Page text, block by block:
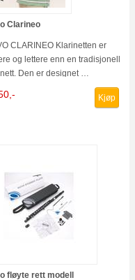
Clarineo
CLARINEO Klarinetten er
og lettere enn en tradisjonell
Den er designet …
Kjøp
fløyte rett modell